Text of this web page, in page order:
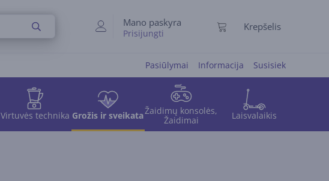
Mano paskyra
Prisijungti
Krepšelis
Pasiūlymai Informacija Susisiek
Virtuvės technika Grožis ir sveikataŽaidimų konsolės,
Žaidimai
Laisvalaikis